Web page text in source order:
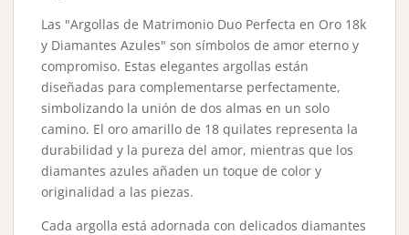
Las "Argollas de Matrimonio Duo Perfecta en Oro 18k
y Diamantes Azules" son símbolos de amor eterno y
compromiso. Estas elegantes argollas están
diseñadas para complementarse perfectamente,
simbolizando la unión de dos almas en un solo
camino. El oro amarillo de 18 quilates representa la
durabilidad y la pureza del amor, mientras que los
diamantes azules añaden un toque de color y
originalidad a las piezas.
Cada argolla está adornada con delicados diamantes